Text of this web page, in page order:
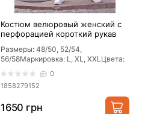
Костюм велюровый женский с
перфорацией короткий рукав
Размеры: 48/50, 52/54,
56/58Маркировка: L, XL, ХXLЦвета:
электрик, ..
0
1858279152
1650 грн